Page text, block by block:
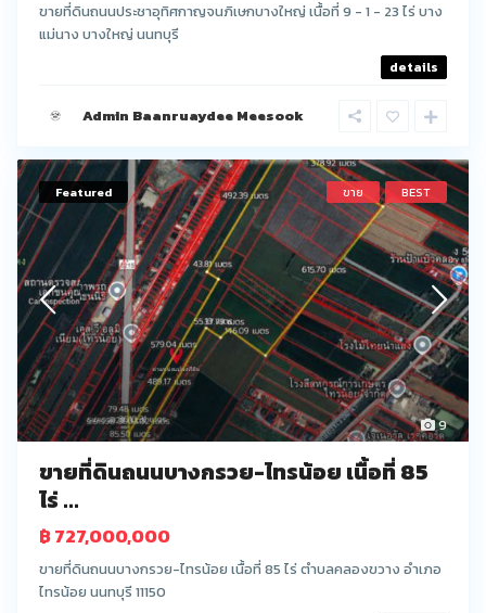
ขายที่ดินถนนประชาอุทิศกาญจนภิเษกบางใหญ่ เนื้อที่ 9 - 1 - 23 ไร่ บาง
แม่นาง บางใหญ่ นนทบุรี
details
Admin Baanruaydee Meesook
9
Featured ขาย BEST
ขายที่ดินถนนบางกรวย-ไทรน้อย เนื้อที่ 85
ไร่ ...
฿ 727,000,000
ขายที่ดินถนนบางกรวย-ไทรน้อย เนื้อที่ 85 ไร่ ตำบลคลองขวาง อำเภอ
ไทรน้อย นนทบุรี 11150